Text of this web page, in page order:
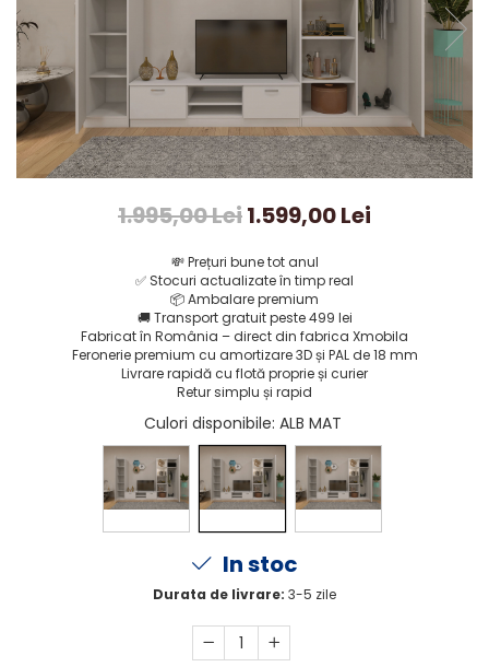
1.995,00 Lei1.599,00 Lei
💸 Prețuri bune tot anul
✅ Stocuri actualizate în timp real
📦Ambalare premium
🚚 Transport gratuit peste 499 lei
Fabricat în România – direct din fabrica Xmobila
Feronerie premium cu amortizare 3D și PAL de 18 mm
Livrare rapidă cu flotă proprie și curier
Retur simplu și rapid
Culori disponibile: ALB MAT
In stoc
Durata de livrare: 3-5 zile